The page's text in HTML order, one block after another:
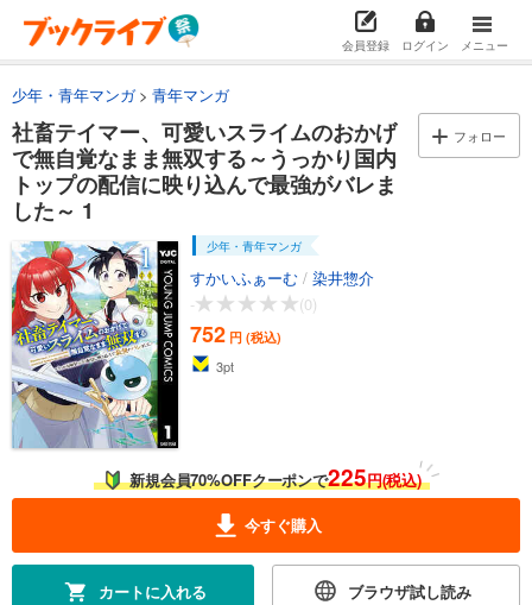
会員登録 ログイン メニュー
少年・青年マンガ 青年マンガ
社畜テイマー、可愛いスライムのおかげ
で無自覚なまま無双する～うっかり国内
トップの配信に映り込んで最強がバレま
した～ 1
フォロー
少年・青年マンガ
すかいふぁーむ / 染井惣介
-
(0)
752 円 (税込)
3pt
新規会員70%OFFクーポンで225円(税込)
今すぐ購入
カートに入れる ブラウザ試し読み